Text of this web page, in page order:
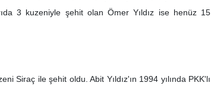
3 kuzeniyle şehit olan Ömer Yıldız ise henüz 15
Siraç ile şehit oldu. Abit Yıldız'ın 1994 yılında PKK'lı